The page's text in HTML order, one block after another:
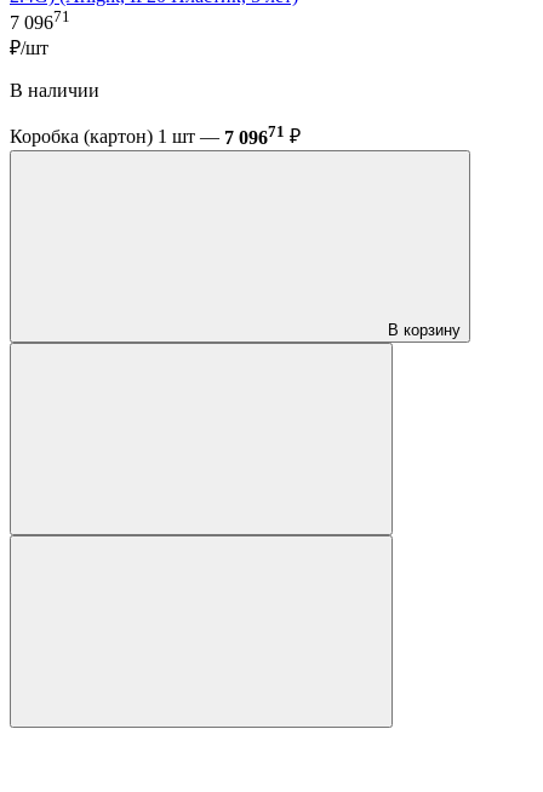
7 09671
₽/шт
В наличии
Коробка (картон) 1 шт — 7 09671 ₽
В корзину